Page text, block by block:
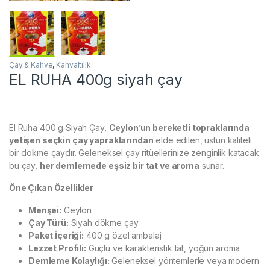
Çay & Kahve, Kahvaltılık
EL RUHA 400g siyah çay
El Ruha 400 g Siyah Çay, Ceylon’un bereketli topraklarında
yetişen seçkin çay yapraklarından elde edilen, üstün kaliteli
bir dökme çaydır. Geleneksel çay ritüellerinize zenginlik katacak
bu çay, her demlemede eşsiz bir tat ve aroma sunar.
Öne Çıkan Özellikler
Menşei: Ceylon
Çay Türü: Siyah dökme çay
Paket İçeriği: 400 g özel ambalaj
Lezzet Profili: Güçlü ve karakteristik tat, yoğun aroma
Demleme Kolaylığı: Geleneksel yöntemlerle veya modern